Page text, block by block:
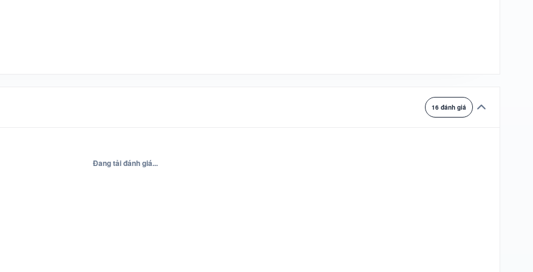
16 đánh giá
Đang tải đánh giá...